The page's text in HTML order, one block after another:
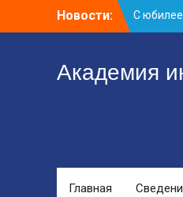
Новости:
Академия
Главная